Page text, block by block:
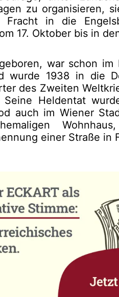
zu organisieren,
Fracht in die
17. Oktober bis in
war schon im
1938 in die
des Zweiten
Heldentat
auch im Wiener
einer Straße in